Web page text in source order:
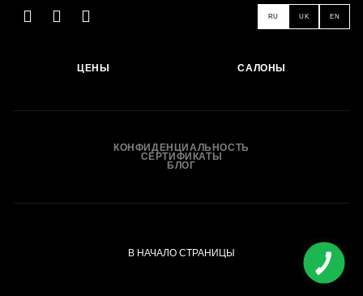
RU UK EN
ЦЕНЫ САЛОНЫ
КОНФИДЕНЦИАЛЬНОСТЬ
СЕРТИФИКАТЫ
БЛОГ
В НАЧАЛО СТРАНИЦЫ